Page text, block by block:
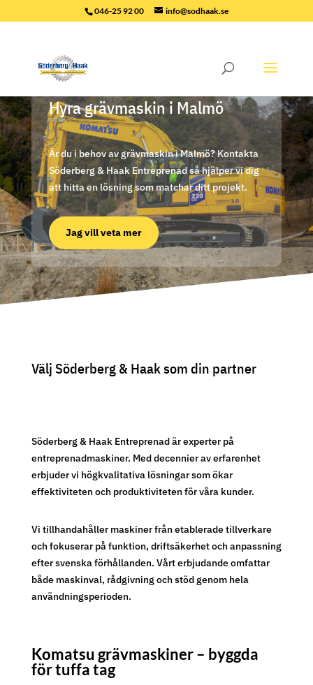
046-25 92 00 info@sodhaak.se
Hyra grävmaskin i Malmö
Är du i behov av grävmaskin i Malmö? Kontakta
Söderberg & Haak Entreprenad så hjälper vi dig
att hitta en lösning som matchar ditt projekt.
Jag vill veta mer
Välj Söderberg & Haak som din partner
Söderberg & Haak Entreprenad är experter på
entreprenadmaskiner. Med decennier av erfarenhet
erbjuder vi högkvalitativa lösningar som ökar
effektiviteten och produktiviteten för våra kunder.
Vi tillhandahåller maskiner från etablerade tillverkare
och fokuserar på funktion, driftsäkerhet och anpassning
efter svenska förhållanden. Vårt erbjudande omfattar
både maskinval, rådgivning och stöd genom hela
användningsperioden.
Komatsu grävmaskiner – byggda
för tuffa tag